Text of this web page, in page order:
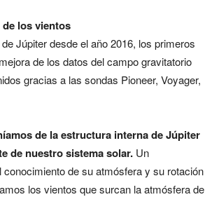
los vientos
Júpiter desde el año 2016, los primeros
de los datos del campo gravitatorio
gracias a las sondas Pioneer, Voyager,
de la estructura interna de Júpiter
de nuestro sistema solar. Un
de su atmósfera y su rotación
los vientos que surcan la atmósfera de